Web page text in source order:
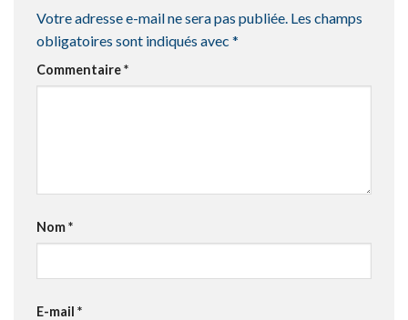
Votre adresse e-mail ne sera pas publiée. Les champs
obligatoires sont indiqués avec *
Commentaire*
Nom*
E-mail *